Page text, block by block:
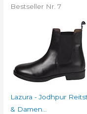
Bestseller Nr. 7
Lazura - Jodhpur
& Damen...